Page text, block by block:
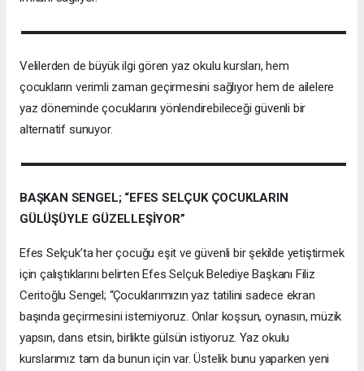
Velilerden de büyük ilgi gören yaz okulu kursları, hem
çocukların verimli zaman geçirmesini sağlıyor hem de ailelere
yaz döneminde çocuklarını yönlendirebileceği güvenli bir
alternatif sunuyor.
BAŞKAN SENGEL; “EFES SELÇUK ÇOCUKLARIN
GÜLÜŞÜYLE GÜZELLEŞİYOR”
Efes Selçuk’ta her çocuğu eşit ve güvenli bir şekilde yetiştirmek
için çalıştıklarını belirten Efes Selçuk Belediye Başkanı Filiz
Ceritoğlu Sengel; “Çocuklarımızın yaz tatilini sadece ekran
başında geçirmesini istemiyoruz. Onlar koşsun, oynasın, müzik
yapsın, dans etsin, birlikte gülsün istiyoruz. Yaz okulu
kurslarımız tam da bunun için var. Üstelik bunu yaparken yeni